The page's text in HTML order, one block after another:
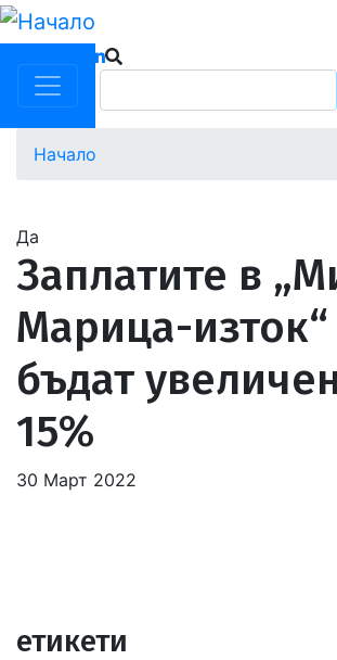
Премини
към
основното
съдържание
Начало
снимка
Да
Заплатите в
Марица-
бъдат
15%
30 Март 2022
етикети